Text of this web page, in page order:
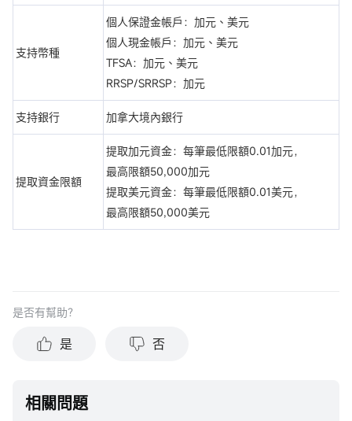
支持幣種
個人保證金帳戶：加元、美元
個人現金帳戶：加元、美元
TFSA：加元、美元
RRSP/SRRSP：加元
支持銀行 加拿大境內銀行
提取資金限額
提取加元資金：每筆最低限額0.01加元，
最高限額50,000加元
提取美元資金：每筆最低限額0.01美元，
最高限額50,000美元
是否有幫助？
是 否
相關問題